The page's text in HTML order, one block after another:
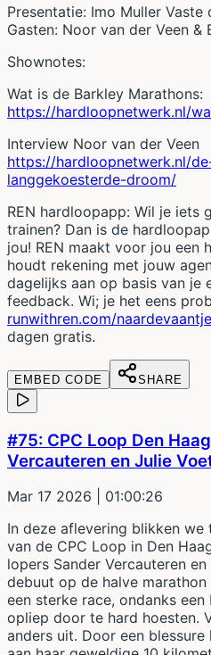
Presentatie: Imo Muller Vaste
Gasten: Noor van der Veen &
Shownotes:
Wat is de Barkley Marathons:
https://hardloopnetwerk.nl/
Interview Noor van der Veen
https://hardloopnetwerk.nl/
langgekoesterde-droom/
REN hardloopapp: Wil je iets
trainen? Dan is de
jou! REN maakt voor jou een
houdt rekening met jouw
dagelijks aan op basis van je
feedback. Wi; je het eens
runwithren.com/
dagen gratis.
EMBED CODE SHARE
#75: CPC Loop Den
Vercauteren en Julie
Mar 17 2026 | 01:00:26
In deze aflevering blikken
van de CPC Loop in Den
lopers Sander Vercauteren
debuut op de halve
een sterke race, ondanks
opliep door te hard hoesten.
anders uit. Door een